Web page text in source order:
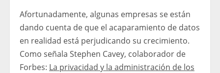
Afortunadamente, algunas empresas se están
dando cuenta de que el acaparamiento de datos
en realidad está perjudicando su crecimiento.
Como señala Stephen Cavey, colaborador de
Forbes: La privacidad y la administración de los